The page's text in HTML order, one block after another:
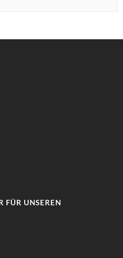
FÜR UNSEREN